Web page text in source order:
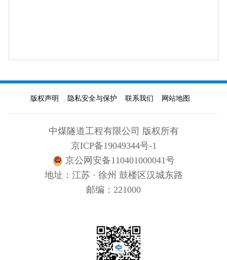
版权声明 隐私安全与保护 联系我们 网站地图
中煤隧道工程有限公司 版权所有
京ICP备19049344号-1
京公网安备110401000041号
地址：江苏 · 徐州 鼓楼区汉城东路
邮编：221000